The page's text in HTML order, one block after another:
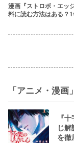
漫画『ストロボ・エッ
料に読む方法はある？
「アニメ・漫
『
じ
を徹